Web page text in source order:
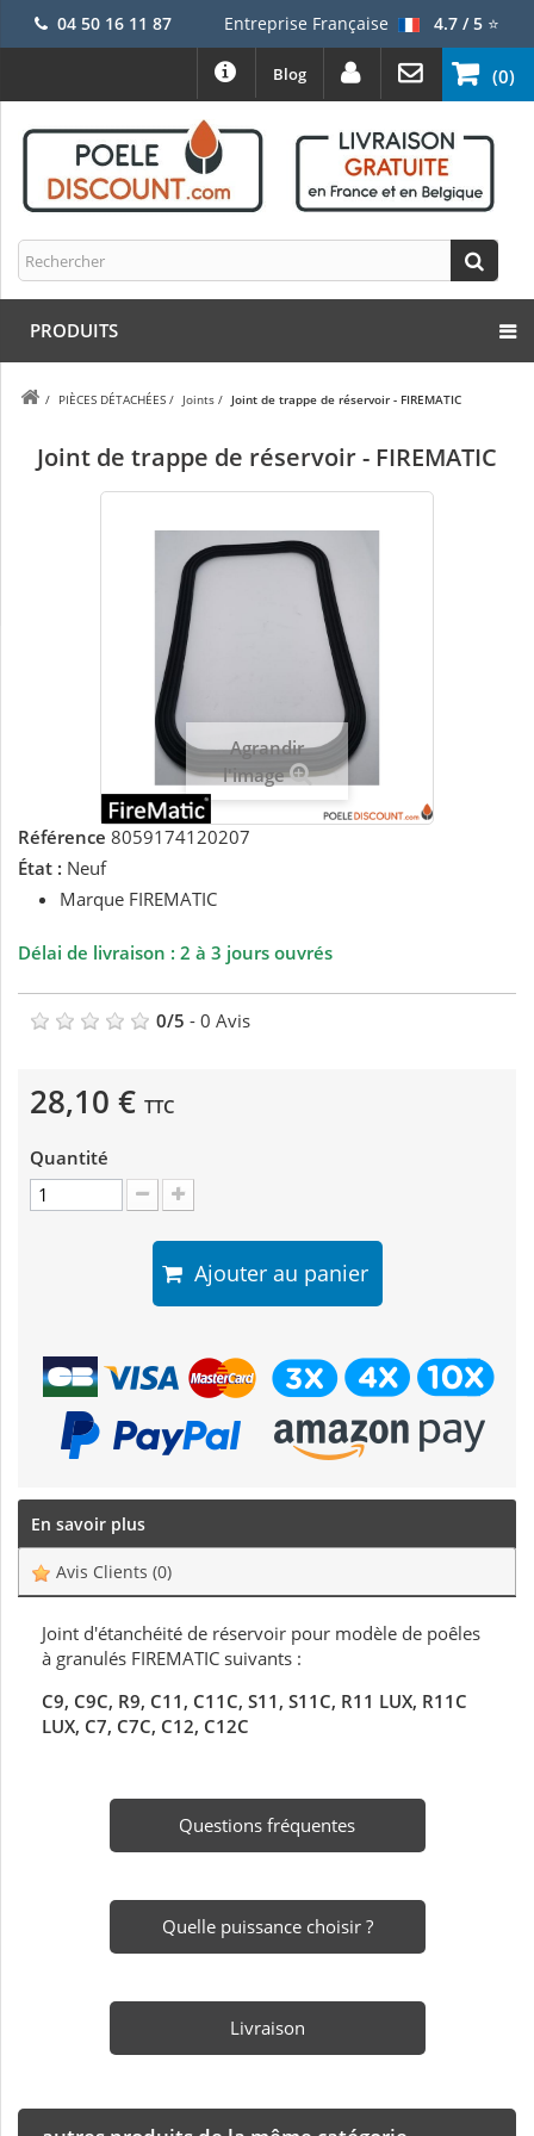
04 50 16 11 87 Entreprise Française 4.7 / 5⭐
(0)
Blog
PRODUITS
/ PIÈCES DÉTACHÉES / Joints / Joint de trappe de réservoir - FIREMATIC
Joint de trappe de réservoir - FIREMATIC
Agrandir
l'image
Référence 8059174120207
État : Neuf
Marque FIREMATIC
Délai de livraison : 2 à 3 jours ouvrés
0/5 - 0 Avis
28,10 € TTC
Quantité
Ajouter au panier
En savoir plus
Avis Clients (0)
Joint d'étanchéité de réservoir pour modèle de poêles
à granulés FIREMATIC suivants :
C9, C9C, R9, C11, C11C, S11, S11C, R11 LUX, R11C
LUX, C7, C7C, C12, C12C
Questions fréquentes
Quelle puissance choisir ?
Livraison